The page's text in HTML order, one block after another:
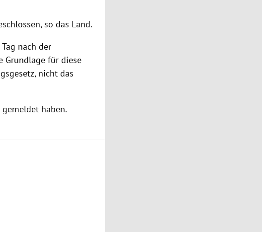
so das Land.
nach der
Grundlage für diese
nicht das
haben.